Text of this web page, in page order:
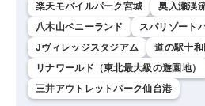
楽天モバイルパーク宮城 奥入瀬渓
八木山ベニーランド
スパリゾート
Jヴィレッジスタジアム
道の駅十和
リナワールド（東北最大級の遊園地）
三井アウトレットパーク仙台港